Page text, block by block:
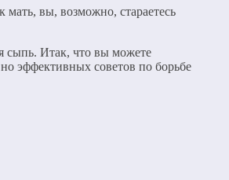
вы, возможно, стараетесь
сыпь. Итак, что вы можете
эффективных советов по борьбе